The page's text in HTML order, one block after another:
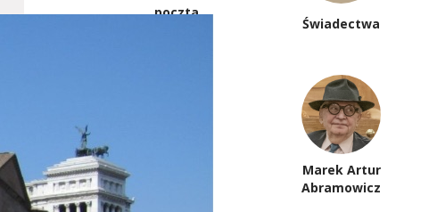
poczta
Świadectwa
Marek Artur
Abramowicz